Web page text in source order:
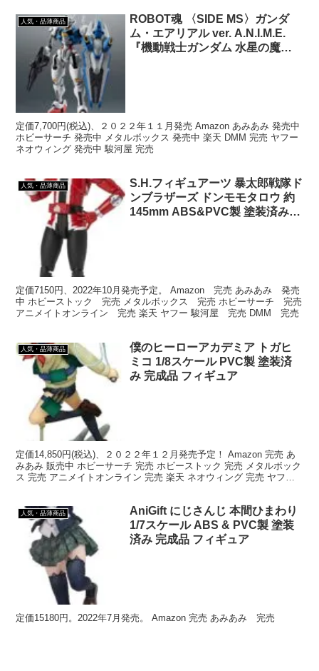
人気・品薄商品
ROBOT魂 〈SIDE MS〉ガンダ
ム・エアリアル ver. A.N.I.M.E.
『機動戦士ガンダム 水星の魔
定価7,700円(税込)、２０２２年１１月発売 Amazon あみあみ 発売中
ホビーサーチ 発売中 メタルボックス 発売中 楽天 DMM 完売 ヤフー
ネオウィング 発売中 駿河屋 完売
人気・品薄商品
S.H.フィギュアーツ 暴太郎戦隊ド
ンブラザーズ ドンモモタロウ 約
145mm ABS&PVC製 塗装済み可
定価7150円、2022年10月発売予定。 Amazon 完売 あみあみ 発売
中 ホビーストック 完売 メタルボックス 完売 ホビーサーチ 完売
アニメイトオンライン 完売 楽天 ヤフー 駿河屋 完売 DMM 完売
人気・品薄商品
僕のヒーローアカデミア トガヒ
ミコ 1/8スケール PVC製 塗装済
み 完成品 フィギュア
定価14,850円(税込)、２０２２年１２月発売予定！ Amazon 完売 あ
みあみ 販売中 ホビーサーチ 完売 ホビーストック 完売 メタルボック
ス 完売 アニメイトオンライン 完売 楽天 ネオウィング 完売 ヤフー
人気・品薄商品
AniGift にじさんじ 本間ひまわり
1/7スケール ABS & PVC製 塗装
済み 完成品 フィギュア
定価15180円。2022年7月発売。 Amazon 完売 あみあみ 完売